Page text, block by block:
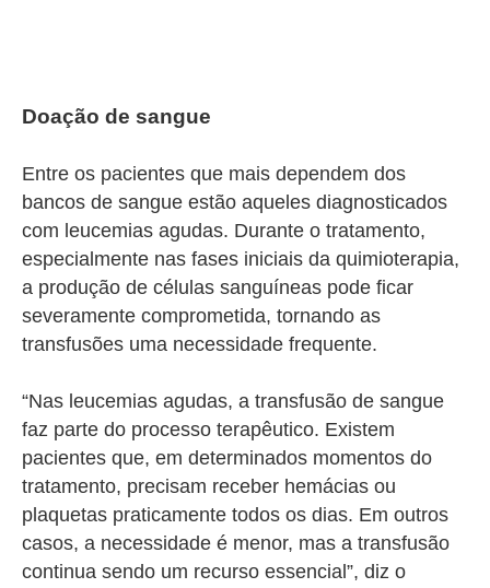
Doação de sangue
Entre os pacientes que mais dependem dos
bancos de sangue estão aqueles diagnosticados
com leucemias agudas. Durante o tratamento,
especialmente nas fases iniciais da quimioterapia,
a produção de células sanguíneas pode ficar
severamente comprometida, tornando as
transfusões uma necessidade frequente.
“Nas leucemias agudas, a transfusão de sangue
faz parte do processo terapêutico. Existem
pacientes que, em determinados momentos do
tratamento, precisam receber hemácias ou
plaquetas praticamente todos os dias. Em outros
casos, a necessidade é menor, mas a transfusão
continua sendo um recurso essencial”, diz o